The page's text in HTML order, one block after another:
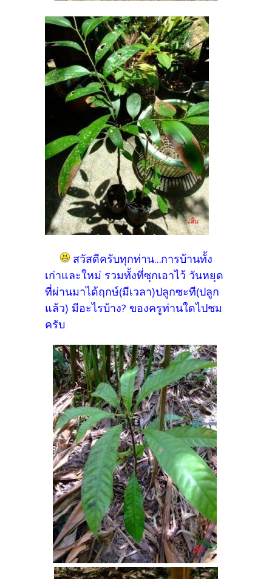
สวัสดีครับทุกท่าน...การบ้านทั้ง
เก่าและใหม่ รวมทั้งที่ซุกเอาไว้ วันหยุด
ที่ผ่านมาได้ฤกษ์(มีเวลา)ปลูกซะที(ปลูก
แล้ว) มีอะไรบ้าง? ของครูท่านใดไปชม
ครับ